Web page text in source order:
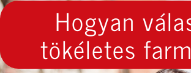
Hogyan
tökéletes